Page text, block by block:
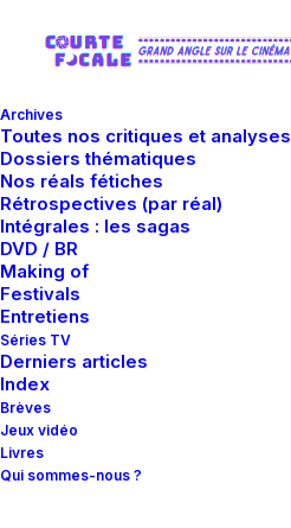
Archives
Toutes nos critiques et analyses
Dossiers thématiques
Nos réals fétiches
Rétrospectives (par réal)
Intégrales : les sagas
DVD / BR
Making of
Festivals
Entretiens
Séries TV
Derniers articles
Index
Brèves
Jeux vidéo
Livres
Qui sommes-nous ?